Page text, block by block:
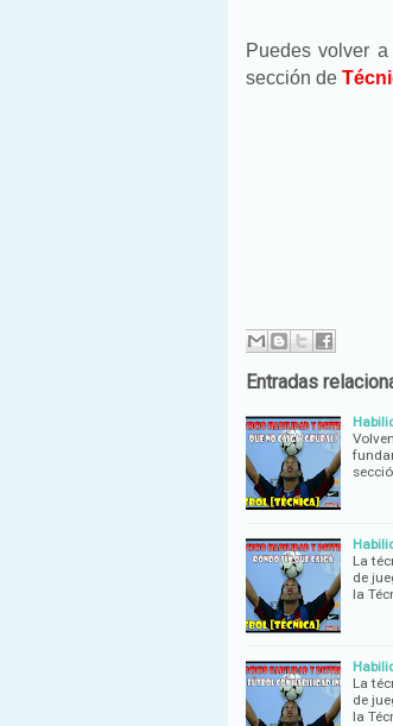
Puedes volver
sección de
Entradas
La
de
la
La
de
la